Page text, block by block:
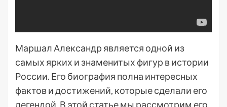
Маршал Александр является одной из
самых ярких и знаменитых фигур в истории
России. Его биография полна интересных
фактов и достижений, которые сделали его
легендой. В этой статье мы рассмотрим его